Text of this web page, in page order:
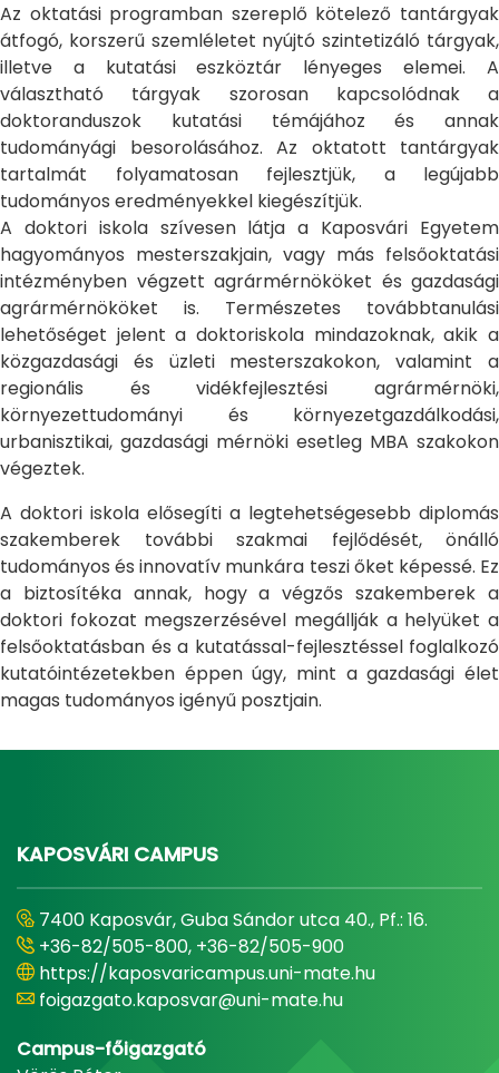
Az oktatási programban szereplő kötelező tantárgyak
átfogó, korszerű szemléletet nyújtó szintetizáló tárgyak,
illetve a kutatási eszköztár lényeges elemei. A
választható tárgyak szorosan kapcsolódnak a
doktoranduszok kutatási témájához és annak
tudományági besorolásához. Az oktatott tantárgyak
tartalmát folyamatosan fejlesztjük, a legújabb
tudományos eredményekkel kiegészítjük.
A doktori iskola szívesen látja a Kaposvári Egyetem
hagyományos mesterszakjain, vagy más felsőoktatási
intézményben végzett agrármérnököket és gazdasági
agrármérnököket is. Természetes továbbtanulási
lehetőséget jelent a doktoriskola mindazoknak, akik a
közgazdasági és üzleti mesterszakokon, valamint a
regionális és vidékfejlesztési agrármérnöki,
környezettudományi és környezetgazdálkodási,
urbanisztikai, gazdasági mérnöki esetleg MBA szakokon
végeztek.
A doktori iskola elősegíti a legtehetségesebb diplomás
szakemberek további szakmai fejlődését, önálló
tudományos és innovatív munkára teszi őket képessé. Ez
a biztosítéka annak, hogy a végzős szakemberek a
doktori fokozat megszerzésével megállják a helyüket a
felsőoktatásban és a kutatással-fejlesztéssel foglalkozó
kutatóintézetekben éppen úgy, mint a gazdasági élet
magas tudományos igényű posztjain.
KAPOSVÁRI CAMPUS
7400 Kaposvár, Guba Sándor utca 40., Pf.: 16.
+36-82/505-800, +36-82/505-900
https://kaposvaricampus.uni-mate.hu
foigazgato.kaposvar@uni-mate.hu
Campus-főigazgató